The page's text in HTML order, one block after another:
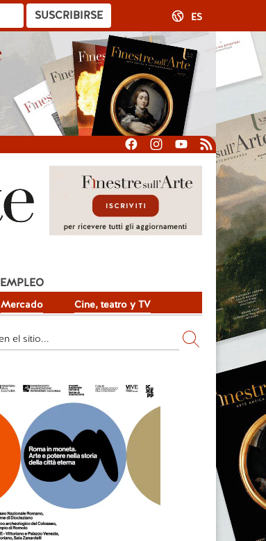
SUSCRIBIRSE ES
Mercado Cine, teatro y TV
EMPLEO